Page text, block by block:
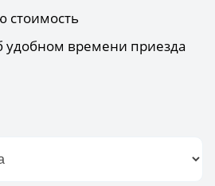
стоимость
удобном времени приезда